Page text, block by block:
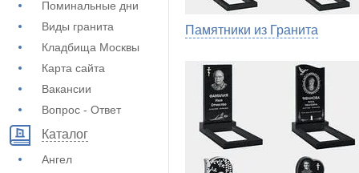
Поминальные дни
Виды гранита
Кладбища Москвы
Карта сайта
Вакансии
Вопрос - Ответ
Каталог
Ангел
Памятники из Гранита